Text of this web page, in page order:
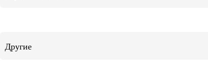
Другие